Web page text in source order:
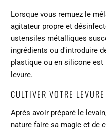
Lorsque vous remuez le
agitateur propre et
ustensiles métalliques
ingrédients ou d'introduire
plastique ou en silicone est
levure.
CULTIVER VOTRE
Après avoir préparé le
nature faire sa magie et de